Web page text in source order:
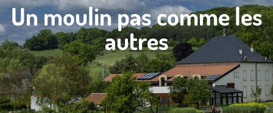
Un moulin pas comme les
autres